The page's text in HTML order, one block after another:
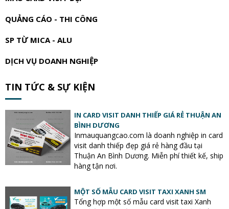
QUẢNG CÁO - THI CÔNG
SP TỪ MICA - ALU
DỊCH VỤ DOANH NGHIỆP
TIN TỨC & SỰ KIỆN
IN CARD VISIT DANH THIẾP GIÁ RẺ THUẬN AN
BÌNH DƯƠNG
Inmauquangcao.com là doanh nghiệp in card
visit danh thiếp đẹp giá rẻ hàng đầu tại
Thuận An Bình Dương. Miễn phí thiết kế, ship
hàng tận nơi.
MỘT SỐ MẪU CARD VISIT TAXI XANH SM
Tổng hợp một số mẫu card visit taxi Xanh